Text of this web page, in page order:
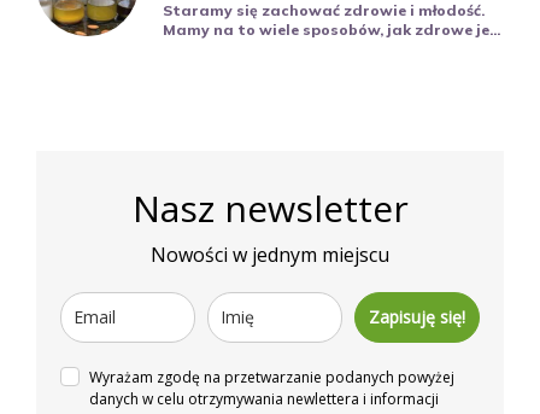
Staramy się zachować zdrowie i młodość.
Mamy na to wiele sposobów, jak zdrowe je...
Nasz newsletter
Nowości w jednym miejscu
Zapisuję się!
Wyrażam zgodę na przetwarzanie podanych powyżej
danych w celu otrzymywania newlettera i informacji